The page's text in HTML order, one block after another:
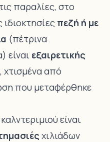
παραλίες, στο
ιδιοκτησίες πεζή ή με
(πέτρινα
είναι εξαιρετικής
, χτισμένα από
που μεταφέρθηκε
είναι
χιλιάδων